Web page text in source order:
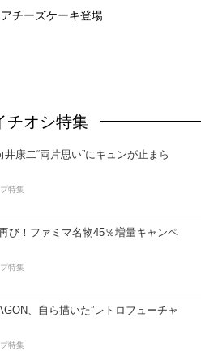
チーズケーキ登場
チオシ特集
康二“両片思い”にキュンが止まら
特集
び！ファミマ名物45％増量キャンペ
特集
、自ら描いた”レトロフューチャ
特集